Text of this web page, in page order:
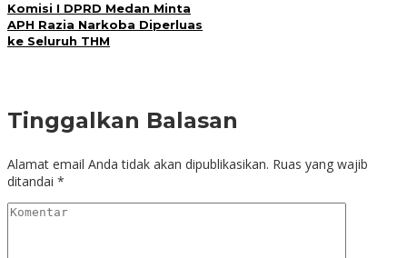
Komisi I DPRD Medan Minta
APH Razia Narkoba Diperluas
ke Seluruh THM
Tinggalkan Balasan
Alamat email Anda tidak akan dipublikasikan. Ruas yang wajib
ditandai *